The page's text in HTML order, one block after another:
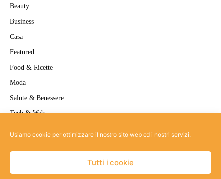
Usiamo cookie per ottimizzare il nostro sito web ed i nostri servizi.
Tutti i cookie
Beauty
Business
Casa
Featured
Food & Ricette
Moda
Salute & Benessere
Tech & Web